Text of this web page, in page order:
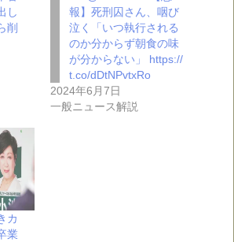
し
削
報】死刑囚さん、咽び
泣く「いつ執行される
のか分からず朝食の味
が分からない」 https://
t.co/dDtNPvtxRo
2024年6月7日
一般ニュース解説
カ
業